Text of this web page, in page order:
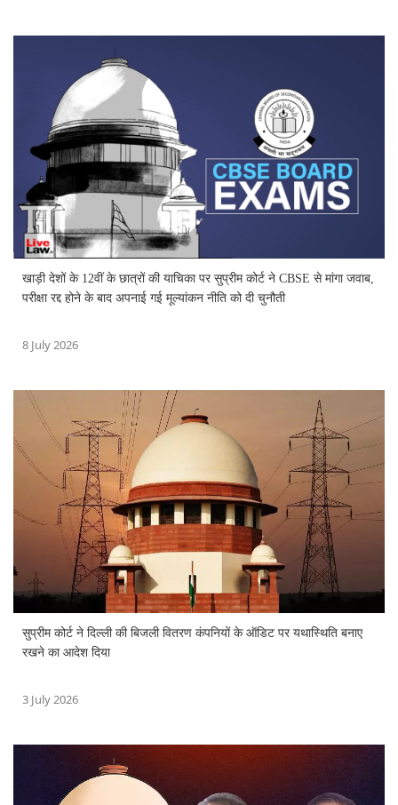
खाड़ी देशों के 12वीं के छात्रों की याचिका पर सुप्रीम कोर्ट ने CBSE से मांगा जवाब,
परीक्षा रद्द होने के बाद अपनाई गई मूल्यांकन नीति को दी चुनौती
8 July 2026
सुप्रीम कोर्ट ने दिल्ली की बिजली वितरण कंपनियों के ऑडिट पर यथास्थिति बनाए
रखने का आदेश दिया
3 July 2026